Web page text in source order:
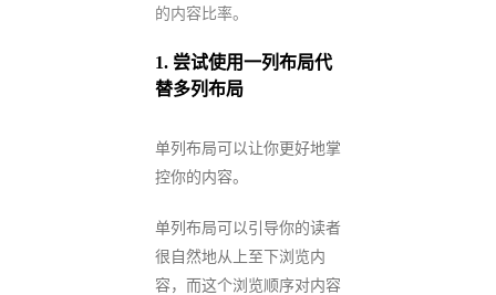
的内容比率。
1. 尝试使用一列布局代
替多列布局
单列布局可以让你更好地掌
控你的内容。
单列布局可以引导你的读者
很自然地从上至下浏览内
容，而这个浏览顺序对内容